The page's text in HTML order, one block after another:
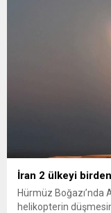
İran 2 ülkeyi
Hürmüz
helikopterin